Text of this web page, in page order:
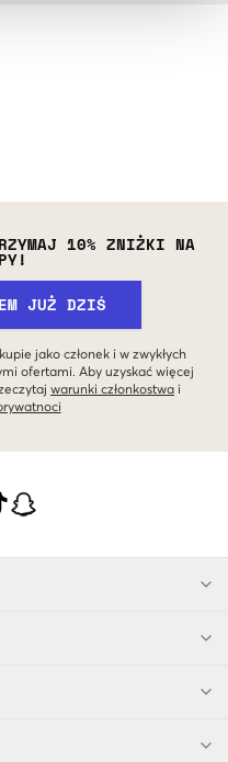
10% ZNIŻKI NA
JUŻ DZIŚ
jako członek i w zwykłych
ofertami. Aby uzyskać więcej
warunki członkostwa i